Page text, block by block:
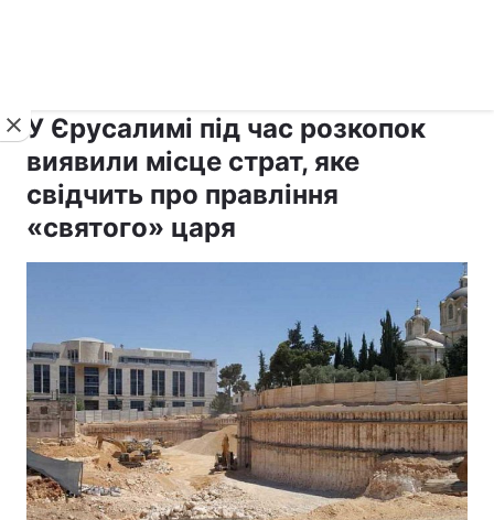
У Єрусалимі під час розкопок
виявили місце страт, яке
свідчить про правління
«святого» царя